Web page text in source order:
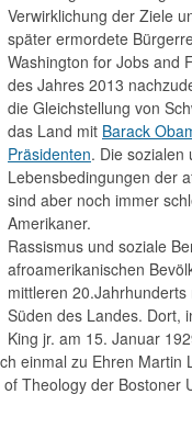
Verwirklichung der Ziele
später ermordete
Washington for Jobs and
des Jahres 2013
die Gleichstellung von
das Land mit Barack
Präsidenten. Die sozialen
Lebensbedingungen der
sind aber noch immer
Amerikaner.
Rassismus und soziale
afroamerikanischen
mittleren
Süden des Landes. Dort,
King jr. am 15. Januar
einmal zu Ehren Martin
Theology der Bostoner